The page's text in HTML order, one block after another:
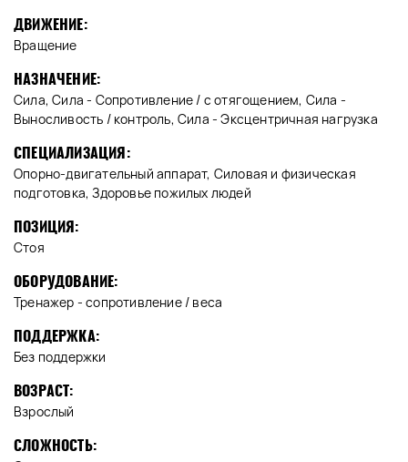
ДВИЖЕНИЕ:
Вращение
НАЗНАЧЕНИЕ:
Сила, Сила - Сопротивление / с отягощением, Сила -
Выносливость / контроль, Сила - Эксцентричная нагрузка
СПЕЦИАЛИЗАЦИЯ:
Опорно-двигательный аппарат, Силовая и физическая
подготовка, Здоровье пожилых людей
ПОЗИЦИЯ:
Стоя
ОБОРУДОВАНИЕ:
Тренажер - сопротивление / веса
ПОДДЕРЖКА:
Без поддержки
ВОЗРАСТ:
Взрослый
СЛОЖНОСТЬ: